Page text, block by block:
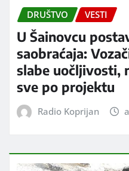
DRUŠTVO VESTI
U Šainovcu
saobraćaja:
slabe uočljivosti,
sve po projektu
Radio Koprijan